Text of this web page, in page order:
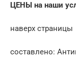
ЦЕНЫ на наши
наверх страницы
cоставлено: